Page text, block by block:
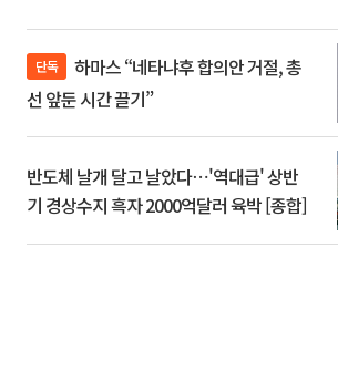
단독
선 앞둔 시간 끌기”
반도체 날개 달고 날았다⋯'역대급' 상반
기 경상수지 흑자 2000억달러 육박 [종합]